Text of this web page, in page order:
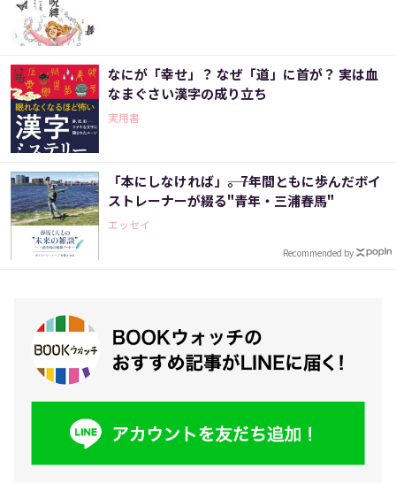
なにが「幸せ」？ なぜ「道」に首が？ 実は血
なまぐさい漢字の成り立ち
実用書
「本にしなければ」――。7年間ともに歩んだボイ
ストレーナーが綴る"青年・三浦春馬"
エッセイ
Recommended by